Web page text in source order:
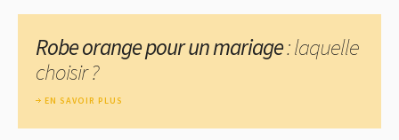
Robe orange pour un mariage: laquelle
choisir ?
EN SAVOIR PLUS